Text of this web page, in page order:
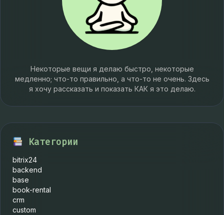
Некоторые вещи я делаю быстро, некоторые
медленно; что-то правильно, а что-то не очень. Здесь
я хочу рассказать и показать КАК я это делаю.
Категории
bitrix24
backend
base
book-rental
crm
custom